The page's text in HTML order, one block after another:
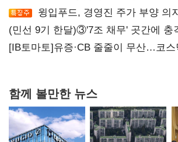
윙입푸드, 경영진 주가 부양 의
(민선 9기 한달)③'7조 채무' 곳간에
20년만에 '비상재정' 선언 승부수
[IB토마토]유증·CB 줄줄이 무산…코스
함께 볼만한 뉴스